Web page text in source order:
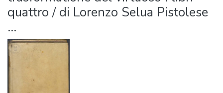
Statistics
quattro / di Lorenzo Selua Pistolese
...